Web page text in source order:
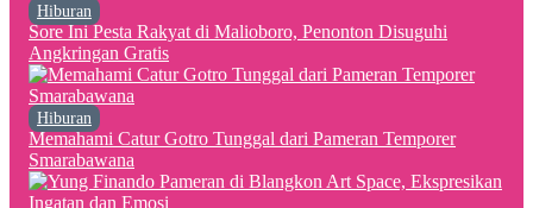
Hiburan
Sore Ini Pesta Rakyat di Malioboro, Penonton Disuguhi
Angkringan Gratis
Hiburan
Memahami Catur Gotro Tunggal dari Pameran Temporer
Smarabawana